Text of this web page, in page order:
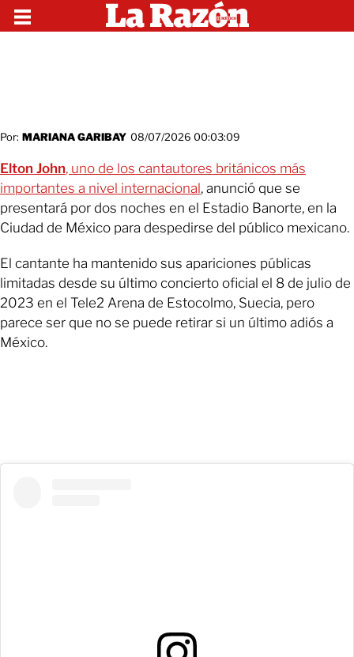
Por: MARIANA GARIBAY 08/07/2026 00:03:09
Elton John, uno de los cantautores británicos más
importantes a nivel internacional, anunció que se
presentará por dos noches en el Estadio Banorte, en la
Ciudad de México para despedirse del público mexicano.
El cantante ha mantenido sus apariciones públicas
limitadas desde su último concierto oficial el 8 de julio de
2023 en el Tele2 Arena de Estocolmo, Suecia, pero
parece ser que no se puede retirar si un último adiós a
México.